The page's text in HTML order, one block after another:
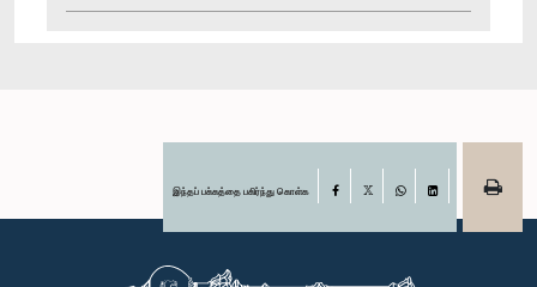
இந்தப் பக்கத்தை பகிர்ந்து கொள்க Facebook